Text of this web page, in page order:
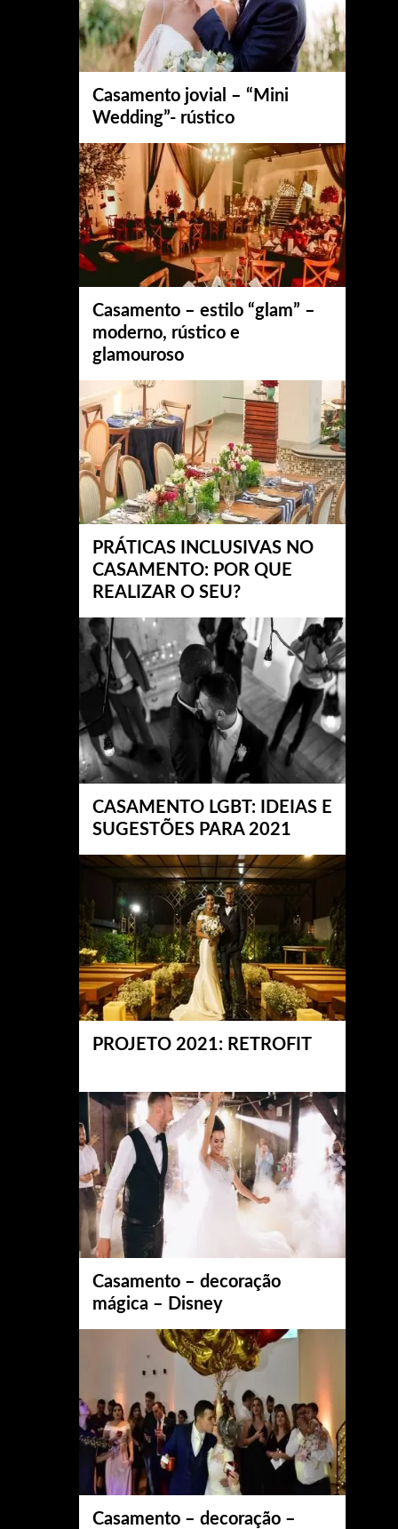
Casamento jovial – “Mini
Wedding”- rústico
Casamento – estilo “glam” –
moderno, rústico e
glamouroso
PRÁTICAS INCLUSIVAS NO
CASAMENTO: POR QUE
REALIZAR O SEU?
CASAMENTO LGBT: IDEIAS E
SUGESTÕES PARA 2021
PROJETO 2021: RETROFIT
Casamento – decoração
mágica – Disney
Casamento – decoração –